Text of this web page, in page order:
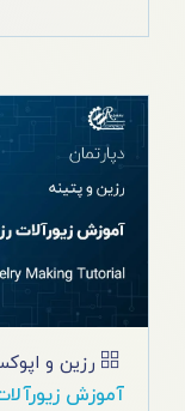
رزین و
آموزش